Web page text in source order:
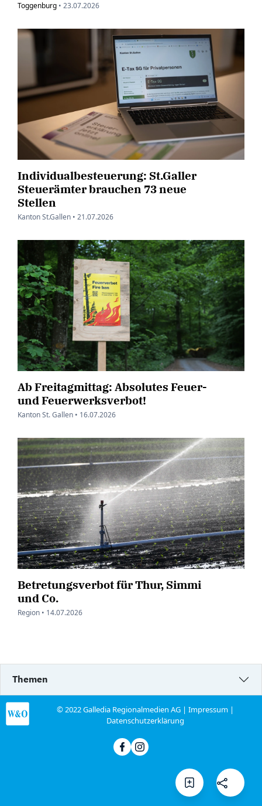
Toggenburg • 23.07.2026
Individualbesteuerung: St.Galler
Steuerämter brauchen 73 neue
Stellen
Kanton St.Gallen • 21.07.2026
Ab Freitagmittag: Absolutes Feuer-
und Feuerwerksverbot!
Kanton St. Gallen • 16.07.2026
Betretungsverbot für Thur, Simmi
und Co.
Region • 14.07.2026
Themen
© 2022 Galledia Regionalmedien AG |Impressum |
Datenschutzerklärung